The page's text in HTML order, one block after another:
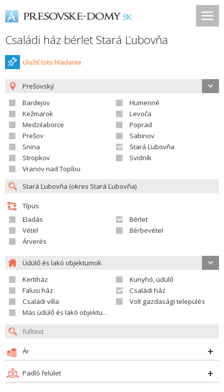
Családi ház bérlet Stará Ľubovňa
Uložiť toto hladanie
Prešovský
Bardejov
Humenné
Kežmarok
Levoča
Medzilaborce
Poprad
Prešov
Sabinov
Snina
Stará Ľubovňa
Stropkov
Svidník
Vranov nad Topľou
Típus
Eladás
Bérlet
Vétel
Bérbevétel
Árverés
Üdülő és lakó objektumok
Kertiház
Kunyhó, üdülő
Falusi ház
Családi ház
Családi villa
Volt gazdasági település
Más üdülő és lakó objektumok
Ár
Padló felület